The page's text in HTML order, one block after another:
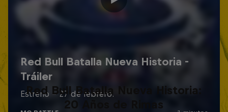
Red Bull Batalla Nueva Historia:
20 Años de Rimas